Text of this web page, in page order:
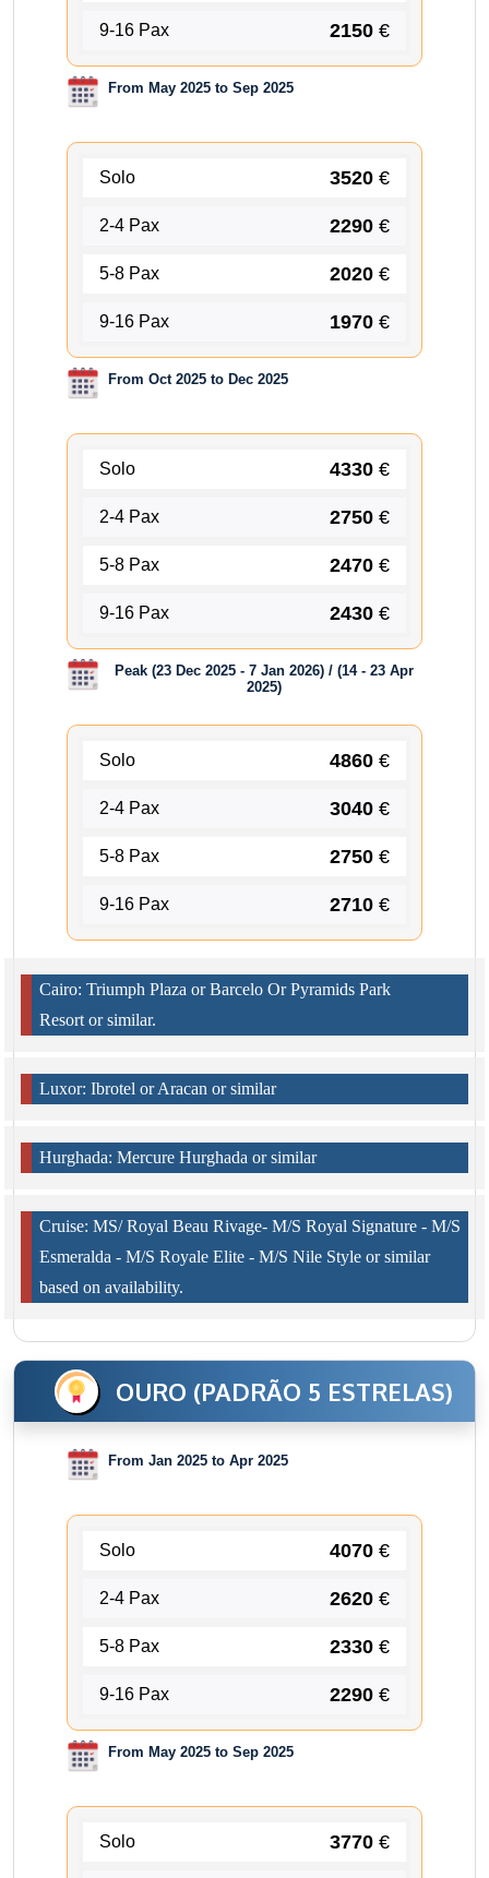
9-16 Pax 2150 €
From May 2025 to Sep 2025
Solo 3520 €
2-4 Pax 2290 €
5-8 Pax 2020 €
9-16 Pax 1970 €
From Oct 2025 to Dec 2025
Solo 4330 €
2-4 Pax 2750 €
5-8 Pax 2470 €
9-16 Pax 2430 €
Peak (23 Dec 2025 - 7 Jan 2026) / (14 - 23 Apr
2025)
Solo 4860 €
2-4 Pax 3040 €
5-8 Pax 2750 €
9-16 Pax 2710 €
Cairo: Triumph Plaza or Barcelo Or Pyramids Park
Resort or similar.
Luxor: Ibrotel or Aracan or similar
Hurghada: Mercure Hurghada or similar
Cruise: MS/ Royal Beau Rivage- M/S Royal Signature - M/S
Esmeralda - M/S Royale Elite - M/S Nile Style or similar
based on availability.
OURO (PADRÃO 5 ESTRELAS)
From Jan 2025 to Apr 2025
Solo 4070 €
2-4 Pax 2620 €
5-8 Pax 2330 €
9-16 Pax 2290 €
From May 2025 to Sep 2025
Solo 3770 €